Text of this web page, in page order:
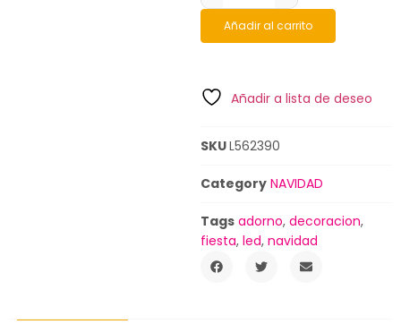
Añadir al carrito
Añadir a lista de deseo
SKUL562390
Category NAVIDAD
Tags adorno, decoracion,
fiesta, led, navidad